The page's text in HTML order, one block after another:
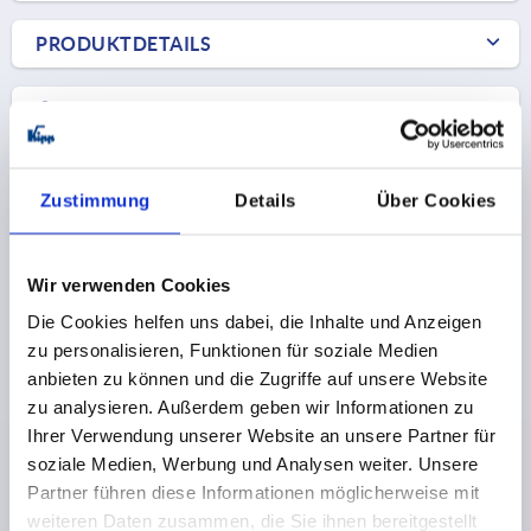
Zustimmung Details Über Cookies
Wir verwenden Cookies
Die Cookies helfen uns dabei, die Inhalte und Anzeigen
zu personalisieren, Funktionen für soziale Medien
anbieten zu können und die Zugriffe auf unsere Website
zu analysieren. Außerdem geben wir Informationen zu
Ihrer Verwendung unserer Website an unsere Partner für
soziale Medien, Werbung und Analysen weiter. Unsere
Partner führen diese Informationen möglicherweise mit
weiteren Daten zusammen, die Sie ihnen bereitgestellt
PRODUKTDETAILS
Andere Kunden kauften auch
K2280